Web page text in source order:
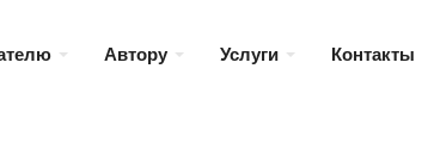
Автору Услуги Контакты